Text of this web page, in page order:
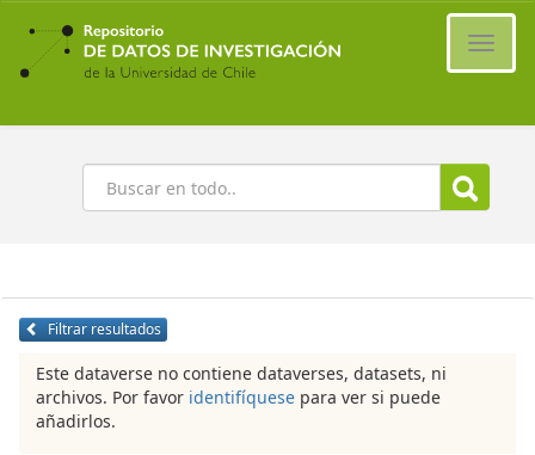
Ir
contenido
principal
Buscar
Filtrar resultados
Este dataverse no contiene dataverses, datasets, ni
archivos. Por favor identifíquese para ver si puede
añadirlos.